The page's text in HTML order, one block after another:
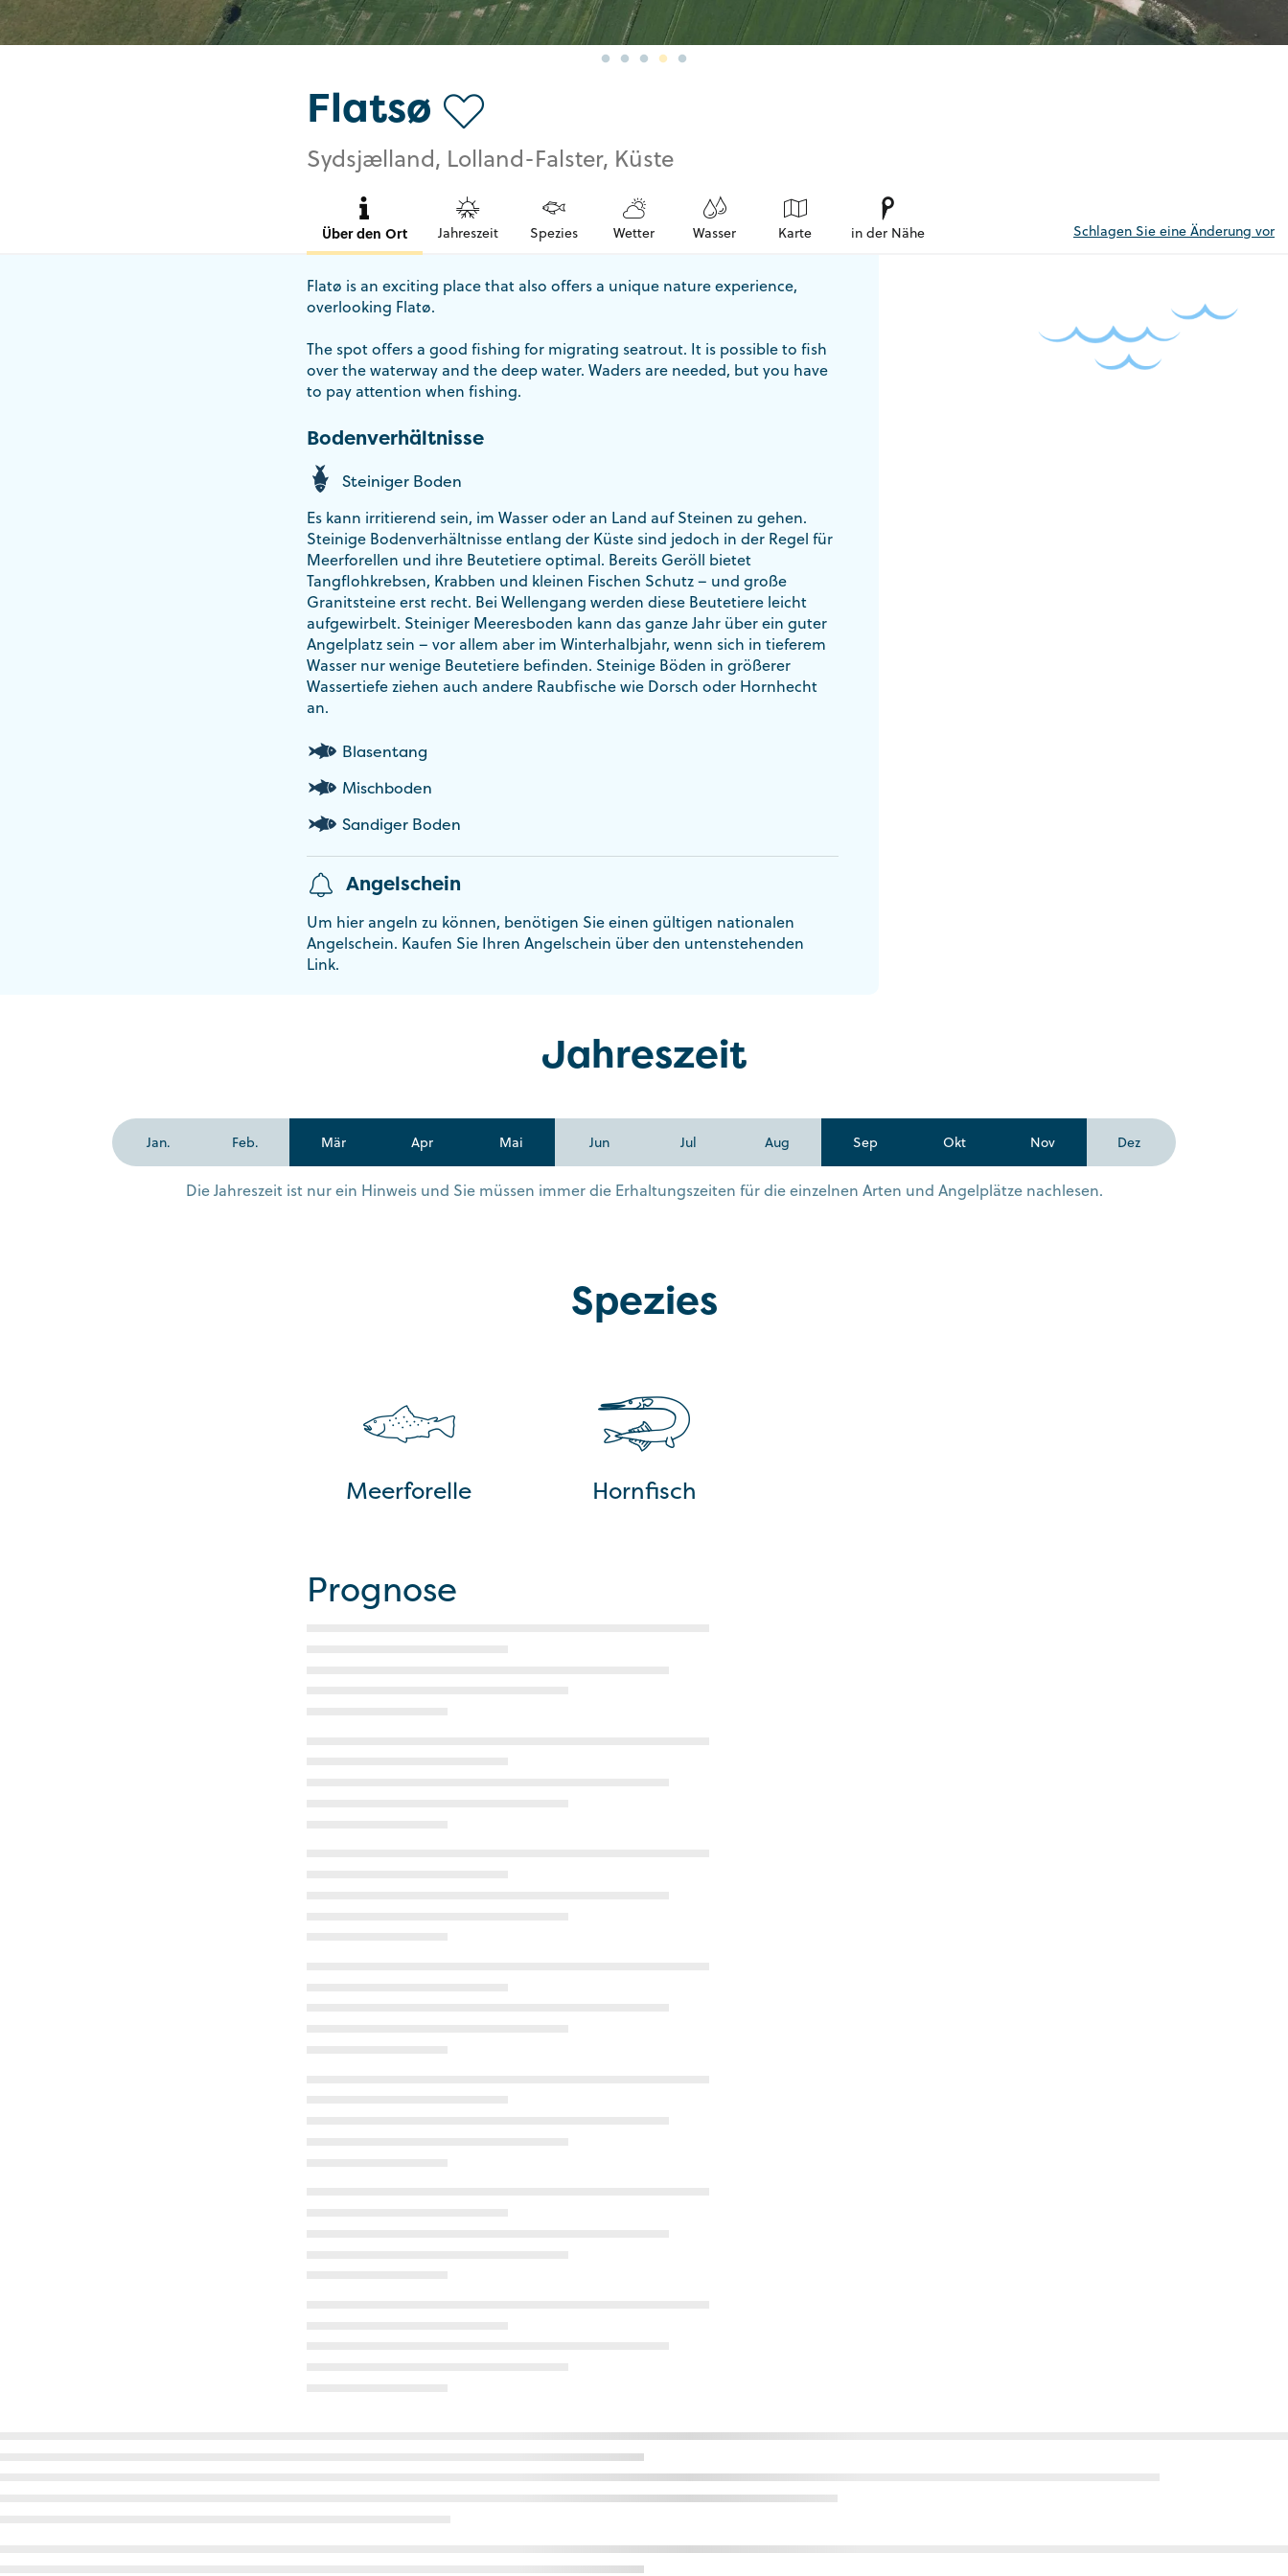
Flatsø
Sydsjælland, Lolland-Falster, Küste
Über den Ort Jahreszeit Spezies Wetter Wasser Karte in der Nähe Schlagen Sie eine Änderung vor
Flatø is an exciting place that also offers a unique nature experience,
overlooking Flatø.
The spot offers a good fishing for migrating seatrout. It is possible to fish
over the waterway and the deep water. Waders are needed, but you have
to pay attention when fishing.
Bodenverhältnisse
Steiniger Boden
Es kann irritierend sein, im Wasser oder an Land auf Steinen zu gehen.
Steinige Bodenverhältnisse entlang der Küste sind jedoch in der Regel für
Meerforellen und ihre Beutetiere optimal. Bereits Geröll bietet
Tangflohkrebsen, Krabben und kleinen Fischen Schutz – und große
Granitsteine erst recht. Bei Wellengang werden diese Beutetiere leicht
aufgewirbelt. Steiniger Meeresboden kann das ganze Jahr über ein guter
Angelplatz sein – vor allem aber im Winterhalbjahr, wenn sich in tieferem
Wasser nur wenige Beutetiere befinden. Steinige Böden in größerer
Wassertiefe ziehen auch andere Raubfische wie Dorsch oder Hornhecht
an.
Blasentang
Mischboden
Sandiger Boden
Angelschein
Um hier angeln zu können, benötigen Sie einen gültigen nationalen
Angelschein. Kaufen Sie Ihren Angelschein über den untenstehenden
Link.
Jahreszeit
Jan. Feb. Mär Apr Mai Jun Jul Aug Sep Okt Nov Dez
Die Jahreszeit ist nur ein Hinweis und Sie müssen immer die Erhaltungszeiten für die einzelnen Arten und Angelplätze nachlesen.
Spezies
Meerforelle Hornfisch
Prognose